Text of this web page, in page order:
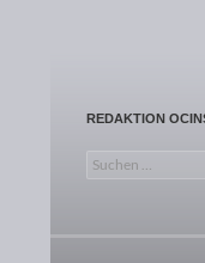
REDAKTION
Suchen nach: